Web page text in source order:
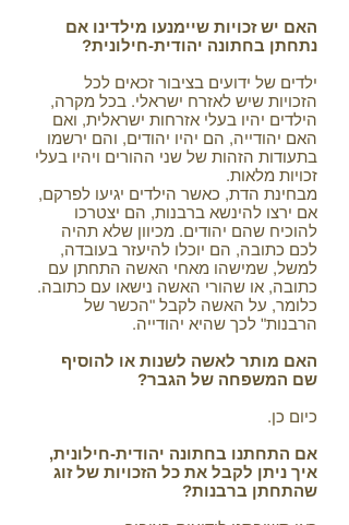
האם יש זכויות שיימנעו מילדינו אם
נתחתן בחתונה יהודית-חילונית?
ילדים של ידועים בציבור זכאים לכל
הזכויות שיש לאזרח ישראלי. בכל מקרה,
הילדים יהיו בעלי אזרחות ישראלית, ואם
האם יהודייה, הם יהיו יהודים, והם ירשמו
בתעודות הזהות של שני ההורים ויהיו בעלי
זכויות מלאות.
מבחינת הדת, כאשר הילדים יגיעו לפרקם,
אם ירצו להינשא ברבנות, הם יצטרכו
להוכיח שהם יהודים. מכיוון שלא תהיה
לכם כתובה, הם יוכלו להיעזר בעובדה,
למשל, שמישהו מאחי האשה התחתן עם
כתובה, או שהורי האשה נישאו עם כתובה.
כלומר, על האשה לקבל "הכשר של
הרבנות" לכך שהיא יהודייה.
האם מותר לאשה לשנות או להוסיף
שם המשפחה של הגבר?
כיום כן.
אם התחתנו בחתונה יהודית-חילונית,
איך ניתן לקבל את כל הזכויות של זוג
שהתחתן ברבנות?